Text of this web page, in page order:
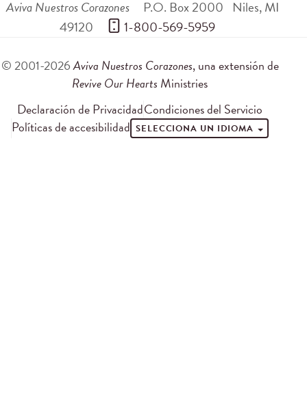
Aviva Nuestros Corazones P.O. Box 2000 Niles,MI
49120
1-800-569-5959
© 2001-2026Aviva Nuestros Corazones, una extensión de
Revive Our Hearts Ministries
Declaración de PrivacidadCondiciones del Servicio
Políticas de accesibilidad SELECCIONA UN IDIOMA